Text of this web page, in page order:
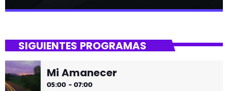
gure gaua
Desconecta y disfruta cada madrugada de la música
más tranquila.
SIGUIENTES PROGRAMAS
Mi Amanecer
05:00 - 07:00